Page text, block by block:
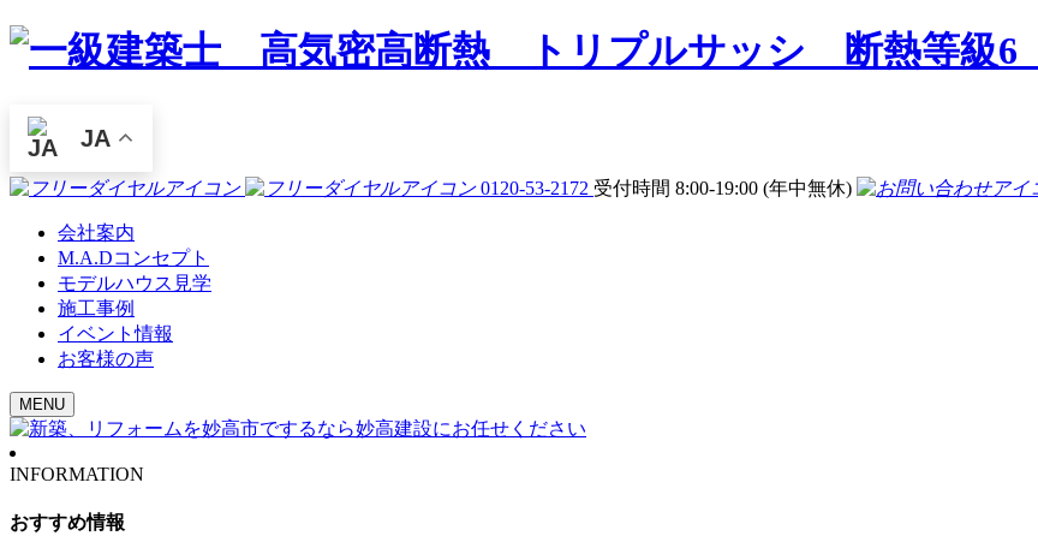
JA
0120-53-2172 受付時間 8:00-19:00 (年中無休)
会社案内
M.A.Dコンセプト
モデルハウス見学
施工事例
イベント情報
お客様の声
MENU
INFORMATION
おすすめ情報